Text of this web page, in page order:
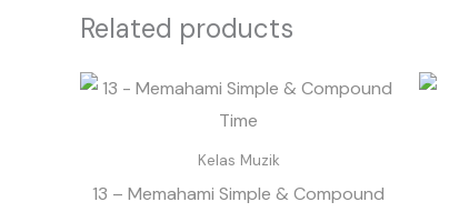
Related products
Kelas Muzik
13 – Memahami Simple & Compound